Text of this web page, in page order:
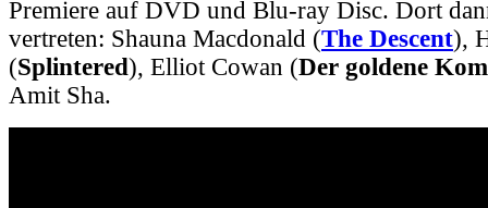
Premiere auf DVD und Blu-ray Disc. Dort
vertreten: Shauna Macdonald (The Descent),
(Splintered), Elliot Cowan (Der goldene
Amit Sha.